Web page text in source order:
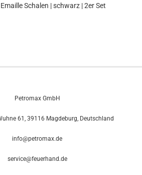
Schalen | schwarz | 2er Set
Petromax GmbH
61, 39116 Magdeburg, Deutschland
info@petromax.de
service@feuerhand.de